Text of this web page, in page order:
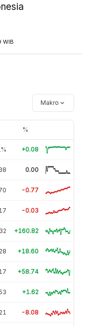
WIB
Makro
%
+0.08
0.00
-0.77
17 -0.03
+160.82
+18.60
+58.74
+1.62
-8.08